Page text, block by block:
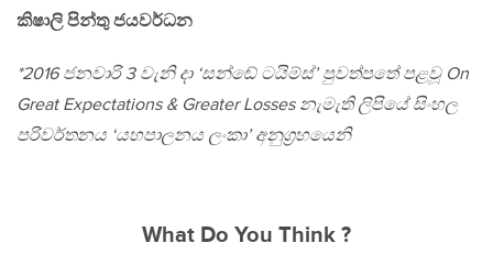
කිෂාලි පින්තු ජයවර්ධන
*2016 ජනවාරි 3 වැනි දා ‘සන්ඬේ ටයිම්ස්’ පුවත්පතේ පළවූ On
Great Expectations & Greater Losses නැමැති ලිපියේ සිංහල
පරිවර්තනය ‘යහපාලනය ලංකා’ අනුග‍්‍රහයෙනි
What Do You Think ?